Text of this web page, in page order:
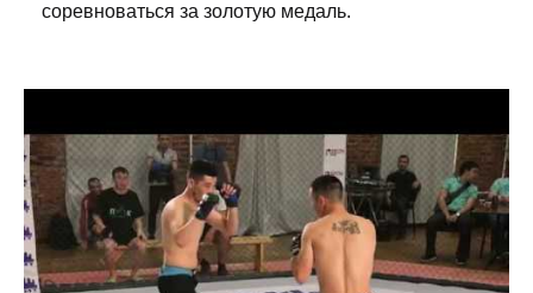
соревноваться за золотую медаль.